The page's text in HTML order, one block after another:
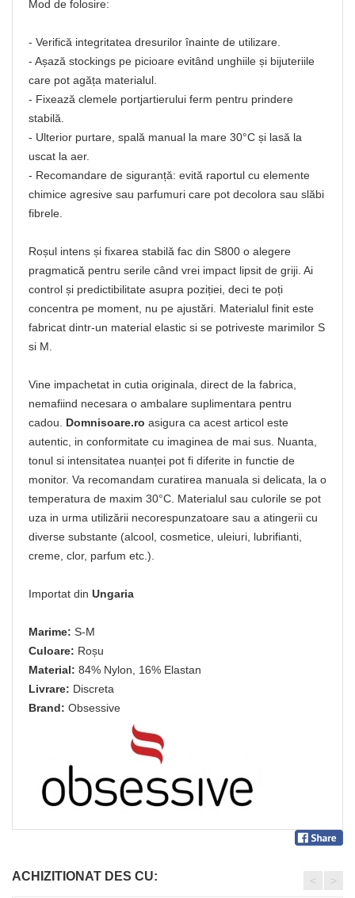
Mod de folosire:
- Verifică integritatea dresurilor înainte de utilizare.
- Așază stockings pe picioare evitând unghiile și bijuteriile
care pot agăța materialul.
- Fixează clemele portjartierului ferm pentru prindere
stabilă.
- Ulterior purtare, spală manual la mare 30°C și lasă la
uscat la aer.
- Recomandare de siguranță: evită raportul cu elemente
chimice agresive sau parfumuri care pot decolora sau slăbi
fibrele.
Roșul intens și fixarea stabilă fac din S800 o alegere
pragmatică pentru serile când vrei impact lipsit de griji. Ai
control și predictibilitate asupra poziției, deci te poți
concentra pe moment, nu pe ajustări. Materialul finit este
fabricat dintr-un material elastic si se potriveste marimilor S
si M.
Vine impachetat in cutia originala, direct de la fabrica,
nemafiind necesara o ambalare suplimentara pentru
cadou. Domnisoare.ro asigura ca acest articol este
autentic, in conformitate cu imaginea de mai sus. Nuanta,
tonul si intensitatea nuanței pot fi diferite in functie de
monitor. Va recomandam curatirea manuala si delicata, la o
temperatura de maxim 30°C. Materialul sau culorile se pot
uza in urma utilizării necorespunzatoare sau a atingerii cu
diverse substante (alcool, cosmetice, uleiuri, lubrifianti,
creme, clor, parfum etc.).
Importat din Ungaria
Marime: S-M
Culoare: Roșu
Material: 84% Nylon, 16% Elastan
Livrare: Discreta
Brand: Obsessive
ACHIZITIONAT DES CU: < >